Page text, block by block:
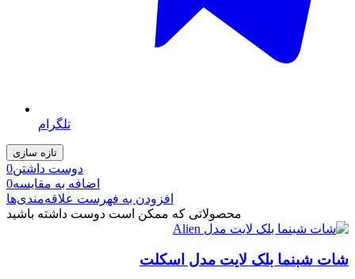
تلگرام
دوست داشتن0
اضافه به مقایسه0
افزودن به فهرست علاقه‌مندی‌ها
محصولاتی که ممکن است دوست داشته باشید
شات شبنما بلک لایت مدل اسکلت